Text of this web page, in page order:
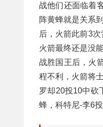
战他们还面临着
阵黄蜂就是关系
后，火箭此前3
火箭最终还是没
战胜国王后，火
程不利，火箭将
罗却20投10中砍
蜂，科特尼-李6